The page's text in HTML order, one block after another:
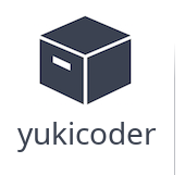
yukicoder